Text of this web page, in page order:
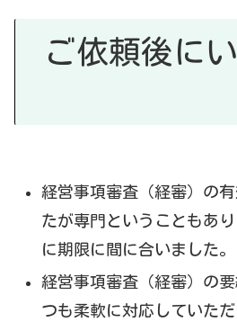
ご依頼後に
経営事項審査（経審）の
たが専門ということもあ
に期限に間に合いました。
経営事項審査（経審）の
つも柔軟に対応していた